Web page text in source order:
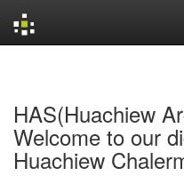
HAS(Huachiew
Welcome to our
Huachiew